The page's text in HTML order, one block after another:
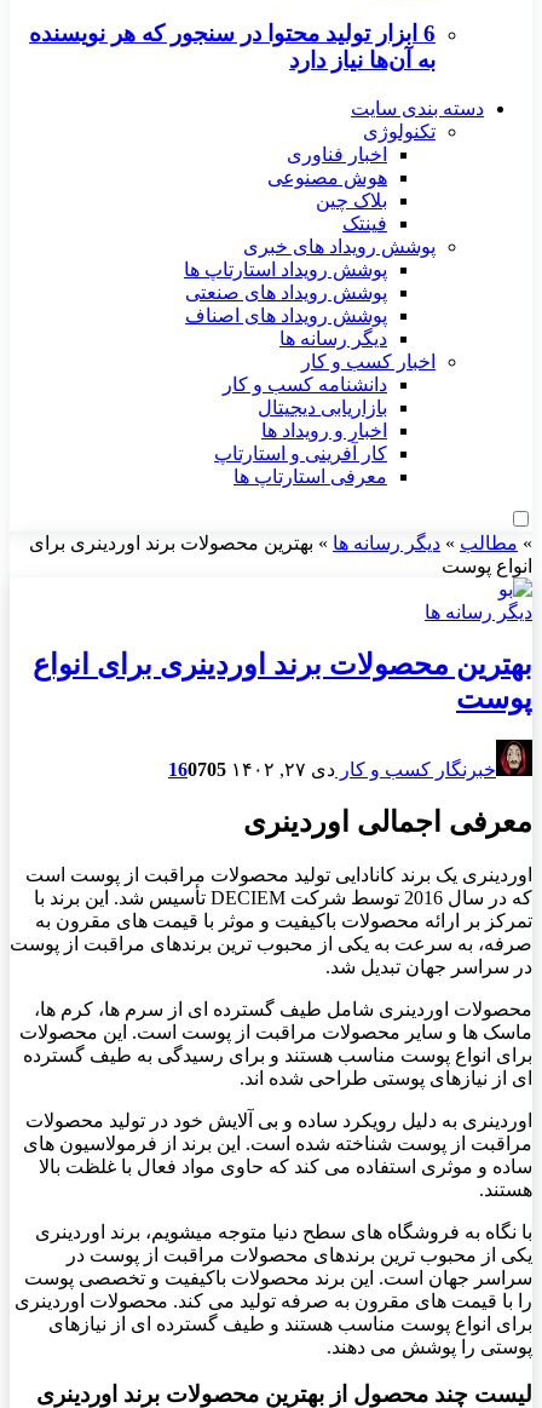
6 ابزار تولید محتوا در سنجور که هر نویسنده
به آن‌ها نیاز دارد
دسته بندی سایت
تکنولوژی
اخبار فناوری
هوش مصنوعی
بلاک چین
فینتک
پوشش رویداد های خبری
پوشش رویداد استارتاپ ها
پوشش رویداد های صنعتی
پوشش رویداد های اصناف
دیگر رسانه ها
اخبار کسب و کار
دانشنامه کسب و کار
بازاریابی دیجیتال
اخبار و رویداد ها
کار آفرینی و استارتاپ
معرفی استارتاپ ها
» مطالب » دیگر رسانه ها » بهترین محصولات برند اوردینری برای
انواع پوست
دیگر رسانه ها
بهترین محصولات برند اوردینری برای انواع
پوست
خبرنگار کسب و کار دی ۲۷, ۱۴۰۲ 160705
معرفی اجمالی اوردینری
اوردینری یک برند کانادایی تولید محصولات مراقبت از پوست است
که در سال 2016 توسط شرکت DECIEM تأسیس شد. این برند با
تمرکز بر ارائه محصولات باکیفیت و موثر با قیمت های مقرون به
صرفه، به سرعت به یکی از محبوب ترین برندهای مراقبت از پوست
در سراسر جهان تبدیل شد.
محصولات اوردینری شامل طیف گسترده ای از سرم ها، کرم ها،
ماسک ها و سایر محصولات مراقبت از پوست است. این محصولات
برای انواع پوست مناسب هستند و برای رسیدگی به طیف گسترده
ای از نیازهای پوستی طراحی شده اند.
اوردینری به دلیل رویکرد ساده و بی آلایش خود در تولید محصولات
مراقبت از پوست شناخته شده است. این برند از فرمولاسیون های
ساده و موثری استفاده می کند که حاوی مواد فعال با غلظت بالا
هستند.
با نگاه به فروشگاه های سطح دنیا متوجه میشویم، برند اوردینری
یکی از محبوب ترین برندهای محصولات مراقبت از پوست در
سراسر جهان است. این برند محصولات باکیفیت و تخصصی پوست
را با قیمت های مقرون به صرفه تولید می کند. محصولات اوردینری
برای انواع پوست مناسب هستند و طیف گسترده ای از نیازهای
پوستی را پوشش می دهند.
لیست چند محصول از بهترین محصولات برند اوردینری